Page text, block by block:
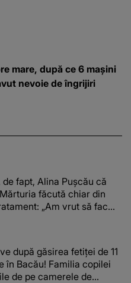
mare, după ce 6 mașini
nevoie de îngrijiri
de fapt, Alina Pușcău că
făcută chiar din
„Am vrut să fac
după găsirea fetiței de 11
în Bacău! Familia copilei
de pe camerele de